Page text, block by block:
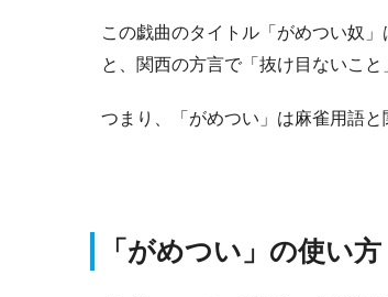
この戯曲のタイトル「がめつい奴
と、関西の方言で「抜け目ないこ
つまり、「がめつい」は麻雀用語
「がめつい」の使い方